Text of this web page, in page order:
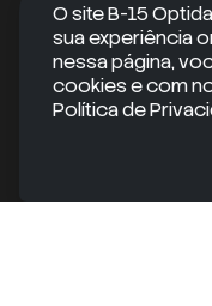
RECEBA
Quer se manter
O site B-15
sua experiência
nessa página,
cookies e com
Política de